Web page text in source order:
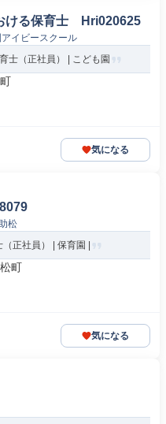
ける保育士 Hri020625
イビースクール
士（正社員） | こども園
気になる
松
正社員） | 保育園 |
町
気になる